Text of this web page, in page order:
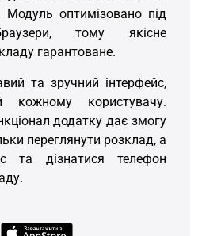
оптимізовано під
тому якісне
гарантоване.
та зручний інтерфейс,
кожному користувачу.
додатку дає змогу
переглянути розклад, а
та дізнатися телефон